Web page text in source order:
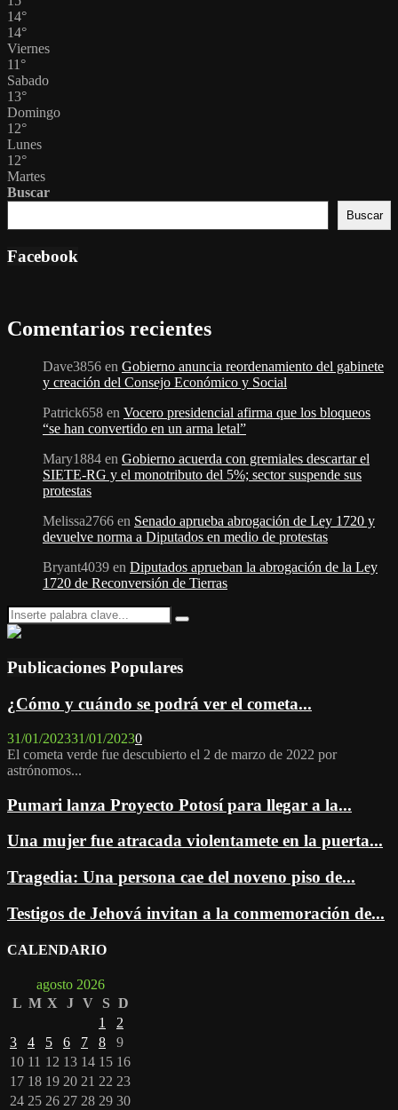
14°
14°
Viernes
11°
Sabado
13°
Domingo
12°
Lunes
12°
Martes
Buscar
Buscar
Facebook
Comentarios recientes
Dave3856 en Gobierno anuncia reordenamiento del gabinete
y creación del Consejo Económico y Social
Patrick658 en Vocero presidencial afirma que los bloqueos
“se han convertido en un arma letal”
Mary1884 en Gobierno acuerda con gremiales descartar el
SIETE-RG y el monotributo del 5%; sector suspende sus
protestas
Melissa2766 en Senado aprueba abrogación de Ley 1720 y
devuelve norma a Diputados en medio de protestas
Bryant4039 en Diputados aprueban la abrogación de la Ley
1720 de Reconversión de Tierras
Search
for:
Search
Publicaciones Populares
¿Cómo y cuándo se podrá ver el cometa...
31/01/202331/01/20230
El cometa verde fue descubierto el 2 de marzo de 2022 por
astrónomos...
Pumari lanza Proyecto Potosí para llegar a la...
Una mujer fue atracada violentamete en la puerta...
Tragedia: Una persona cae del noveno piso de...
Testigos de Jehová invitan a la conmemoración de...
CALENDARIO
agosto 2026
L M X J V S D
1
2
3
4 5 6 7 8
9
10 11 12 13 14 15 16
17 18 19 20 21 22 23
24 25 26 27 28 29 30